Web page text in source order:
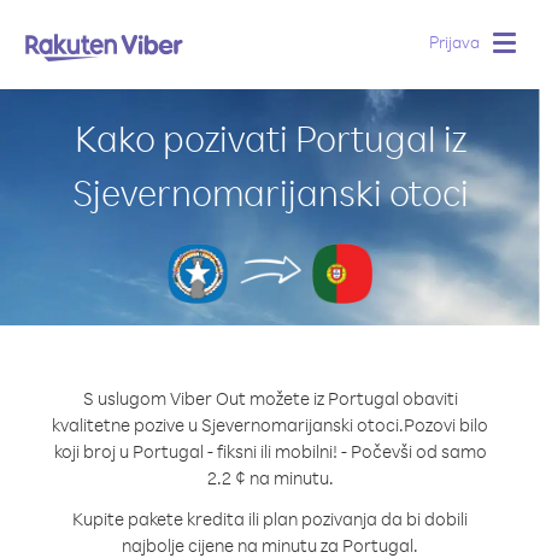
Prijava
Kako pozivati Portugal iz
Sjevernomarijanski otoci
S uslugom Viber Out možete iz Portugal obaviti
kvalitetne pozive u Sjevernomarijanski otoci.Pozovi bilo
koji broj u Portugal - fiksni ili mobilni! - Počevši od samo
2.2 ¢ na minutu.
Kupite pakete kredita ili plan pozivanja da bi dobili
najbolje cijene na minutu za Portugal.